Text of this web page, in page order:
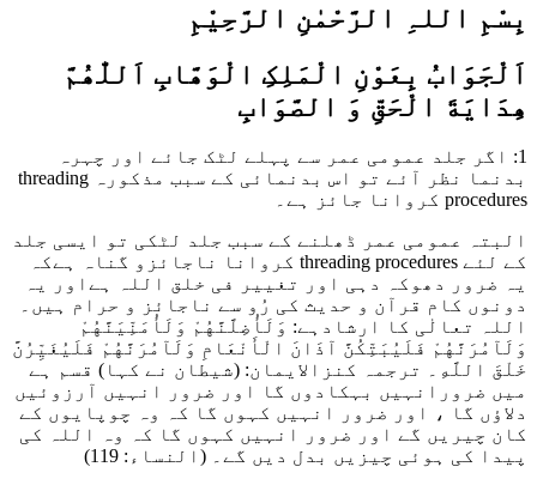
بِسْمِ اللہِ الرَّحْمٰنِ الرَّحِيْمِ
اَلْجَوَابُ بِعَوْنِ الْمَلِکِ الْوَھَّابِ اَللّٰھُمَّ
ھِدَايَةَ الْحَقِّ وَ الصَّوَابِ
1: اگر جلد عمومی عمر سے پہلے لٹک جائے اور چہرہ
بدنما نظر آئے تو اس بدنمائی کے سبب مذکورہ threading
procedures کروانا جائز ہے۔
البتہ عمومی عمر ڈھلنے کے سبب جلد لٹکی تو ایسی جلد
کے لئے threading procedures کروانا ناجائزو گناہ ہےکہ
یہ ضرور دھوکہ دہی اور تغییر فی خلق اللہ ہےاور یہ
دونوں کام قرآن و حدیث کی رُو سے ناجائز و حرام ہیں۔
اللہ تعالٰی کا ارشادہے: وَلَأُضِلَّنَّهُمْ وَلَأُمَنِّيَنَّهُمْ
وَلَآمُرَنَّهُمْ فَلَيُبَتِّكُنَّ آذَانَ الْأَنْعَامِ وَلَآمُرَنَّهُمْ فَلَيُغَيِّرُنَّ
خَلْقَ اللَّهِ۔ ترجمہ کنزالایمان: (شیطان نے کہا) قسم ہے
میں ضرورانہیں بہکادوں گا اور ضرور انہیں آرزوئیں
دلاؤں گا ، اور ضرور انہیں کہوں گا کہ وہ چوپایوں کے
کان چیریں گے اور ضرور انہیں کہوں گا کہ وہ اللہ کی
پیدا کی ہوئی چیزیں بدل دیں گے۔ (النساء: 119)